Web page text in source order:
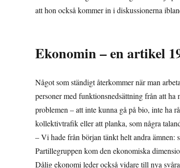
att hon också kommer in i diskussionerna
Ekonomin – en artikel
Något som ständigt återkommer när man
personer med funktionsnedsättning från att ha
problemen – att inte kunna gå på bio, inte ha
kollektivtrafik eller att planka, som några
– Vi hade från början tänkt helt andra
Partillegruppen kom den ekonomiska
Dålig ekonomi leder också vidare till nya